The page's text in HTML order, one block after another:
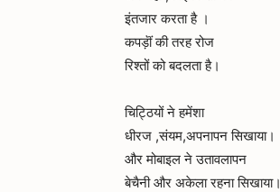
इंतजार करता है ।
कपड़ॊं की तरह रोज
रिश्तों को बदलता है।
चिट्ठियों ने हमेंशा
धीरज ,संयम,अपनापन सिखाया।
और मोबाइल ने उतावलापन
बेचैनी और अकेला रहना सिखाया।